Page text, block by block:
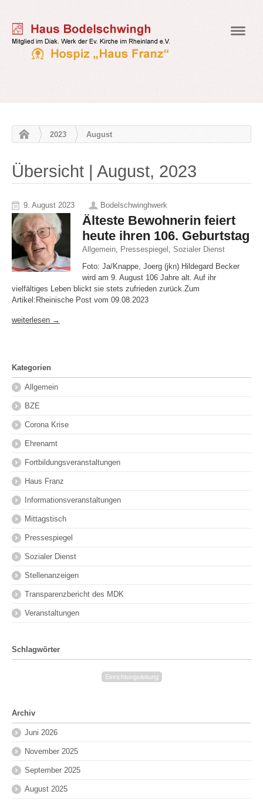
2023 August
Übersicht | August, 2023
9. August 2023 Bodelschwinghwerk
Älteste Bewohnerin feiert
heute ihren 106. Geburtstag
Allgemein Pressespiegel Sozialer Dienst
Foto: Ja/Knappe, Joerg (jkn) Hildegard Becker
wird am 9. August 106 Jahre alt. Auf ihr
vielfältiges Leben blickt sie stets zufrieden zurück.Zum
Artikel:Rheinische Post vom 09.08.2023
weiterlesen →
Kategorien
Allgemein
BZE
Corona Krise
Ehrenamt
Fortbildungsveranstaltungen
Haus Franz
Informationsveranstaltungen
Mittagstisch
Pressespiegel
Sozialer Dienst
Stellenanzeigen
Transparenzbericht des MDK
Veranstaltungen
Schlagwörter
Einrichtungsleitung
Archiv
Juni 2026
November 2025
September 2025
August 2025